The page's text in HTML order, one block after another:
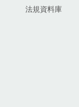
法規資料庫